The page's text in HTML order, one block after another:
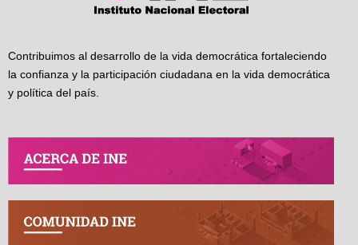
Contribuimos al desarrollo de la vida democrática fortaleciendo
la confianza y la participación ciudadana en la vida democrática
y política del país.